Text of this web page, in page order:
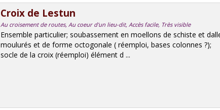
Croix de Lestun
Au croisement de routes, Au coeur d'un lieu-dit, Accès facile, Très visible
Ensemble particulier; soubassement en moellons de schiste et
moulurés et de forme octogonale ( réemploi, bases colonnes ?);
socle de la croix (réemploi) élément d ...